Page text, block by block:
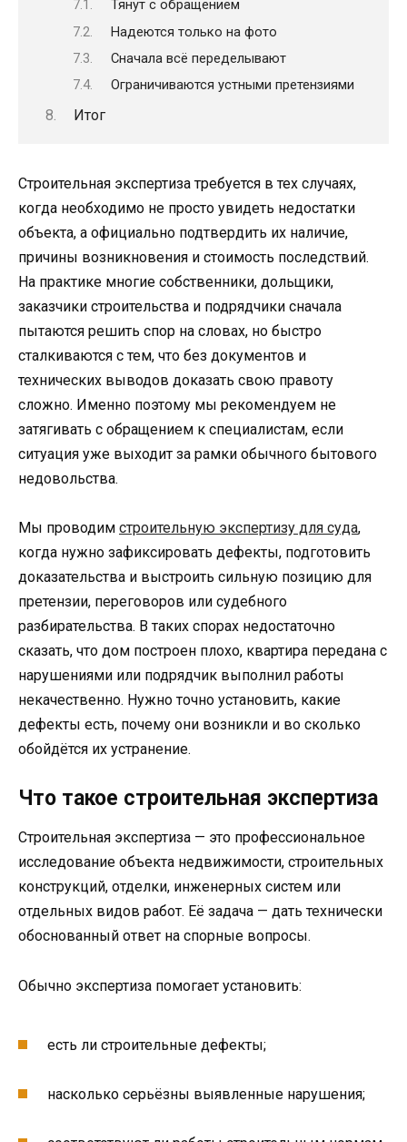
Тянут с обращением
Надеются только на фото
Сначала всё переделывают
Ограничиваются устными претензиями
Итог
Строительная экспертиза требуется в тех случаях,
когда необходимо не просто увидеть недостатки
объекта, а официально подтвердить их наличие,
причины возникновения и стоимость последствий.
На практике многие собственники, дольщики,
заказчики строительства и подрядчики сначала
пытаются решить спор на словах, но быстро
сталкиваются с тем, что без документов и
технических выводов доказать свою правоту
сложно. Именно поэтому мы рекомендуем не
затягивать с обращением к специалистам, если
ситуация уже выходит за рамки обычного бытового
недовольства.
Мы проводим строительную экспертизу для суда,
когда нужно зафиксировать дефекты, подготовить
доказательства и выстроить сильную позицию для
претензии, переговоров или судебного
разбирательства. В таких спорах недостаточно
сказать, что дом построен плохо, квартира передана с
нарушениями или подрядчик выполнил работы
некачественно. Нужно точно установить, какие
дефекты есть, почему они возникли и во сколько
обойдётся их устранение.
Что такое строительная экспертиза
Строительная экспертиза — это профессиональное
исследование объекта недвижимости, строительных
конструкций, отделки, инженерных систем или
отдельных видов работ. Её задача — дать технически
обоснованный ответ на спорные вопросы.
Обычно экспертиза помогает установить:
есть ли строительные дефекты;
насколько серьёзны выявленные нарушения;